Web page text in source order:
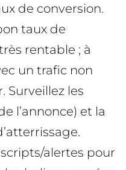
de conversion.
taux de
rentable ; à
un trafic non
Surveillez les
l’annonce) et la
alertes pour